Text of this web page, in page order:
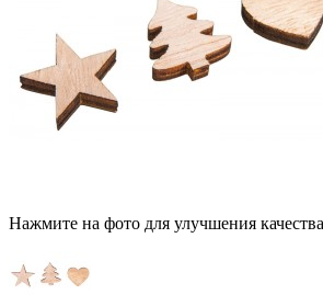
Нажмите на фото для улучшения